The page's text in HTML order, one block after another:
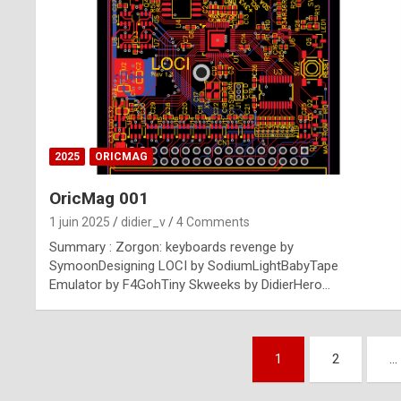
2025 ORICMAG
OricMag 001
1 juin 2025 didier_v 4 Comments
Summary : Zorgon: keyboards revenge by
SymoonDesigning LOCI by SodiumLightBabyTape
Emulator by F4GohTiny Skweeks by DidierHero…
1 2 …